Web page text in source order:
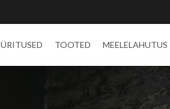
ÜRITUSED TOOTED MEELELAHUTUS